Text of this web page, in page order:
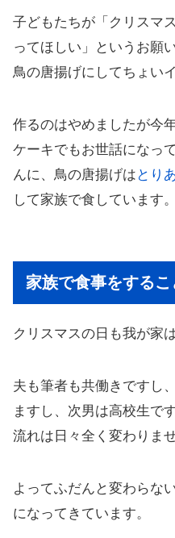
子どもたちが「クリスマ
ってほしい」というお願
鳥の唐揚げにしてちょい
作るのはやめましたが今
ケーキでもお世話になっ
んに、鳥の唐揚げは とり
して家族で食しています。
家族で食事をする
クリスマスの日も我が家
夫も筆者も共働きですし
ますし、次男は高校生で
流れは日々全く変わりま
よってふだんと変わらな
になってきています。